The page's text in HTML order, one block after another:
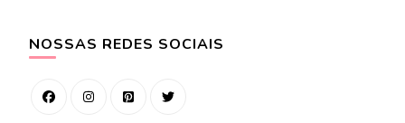
NOSSAS REDES SOCIAIS